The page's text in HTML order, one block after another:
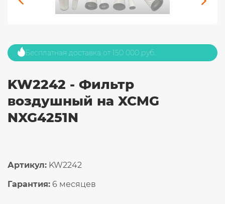
Бесплатная доставка от 150 000 руб.
KW2242 - Фильтр
воздушный на XCMG
NXG4251N
Артикул: KW2242
Гарантия: 6 месяцев